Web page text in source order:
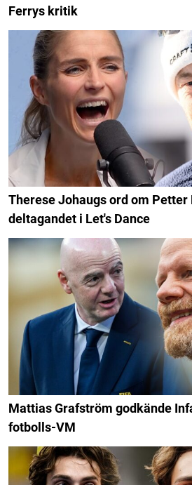
Ferrys kritik
Therese Johaugs ord om Petter
deltagandet i Let's Dance
Mattias Grafström godkände
fotbolls-VM